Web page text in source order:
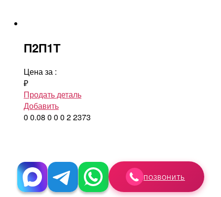
П2П1Т
Цена за :
₽
Продать деталь
Добавить
0 0.08 0 0 0 22373
ПОЗВОНИТЬ